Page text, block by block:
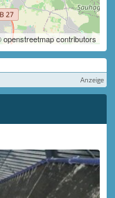
openstreetmap contributors
Anzeige